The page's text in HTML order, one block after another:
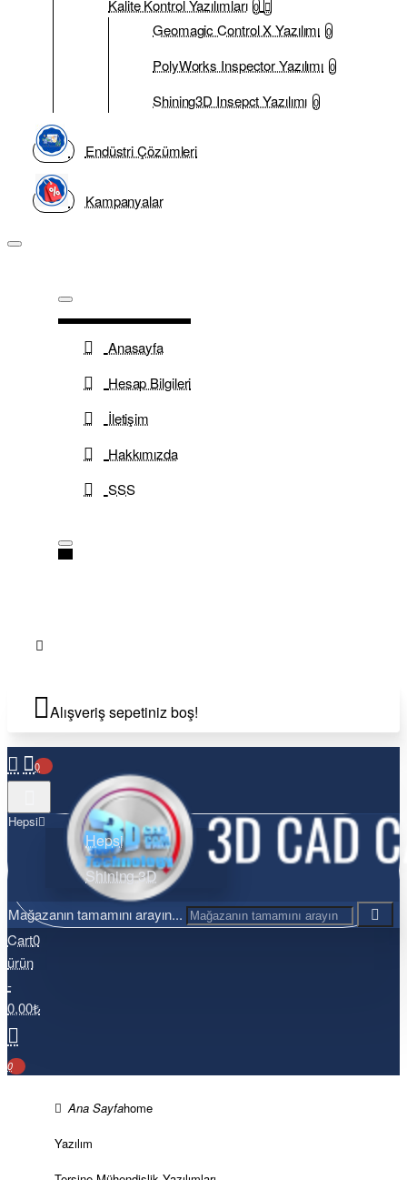
Kalite Kontrol Yazılımları 0
Geomagic Control X Yazılımı 0
PolyWorks Inspector Yazılımı 0
Shining3D Insepct Yazılımı 0
Endüstri Çözümleri
Kampanyalar
Anasayfa
Hesap Bilgileri
İletişim
Hakkımızda
SSS
Alışveriş sepetiniz boş!
0
Hepsi
Hepsi
Shining 3D
Mağazanın tamamını arayın...
Cart0
ürün
-
0,00₺
0
home
Yazılım